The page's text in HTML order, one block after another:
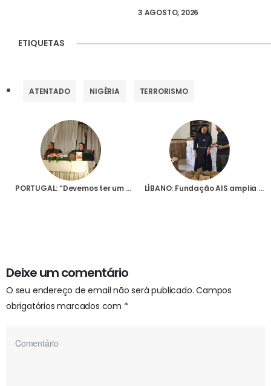
3 AGOSTO, 2026
ETIQUETAS
ATENTADO NIGÉRIA TERRORISMO
PORTUGAL: “Devemos ter um coração que se comova”, diz Bispo de Lamego sobre as vítimas da perseguição religiosa LÍBANO: Fundação AIS amplia ajuda de emergência com atenção especial aos milhares de deslocados pela guerra
Deixe um comentário
O seu endereço de email não será publicado. Campos
obrigatórios marcados com *